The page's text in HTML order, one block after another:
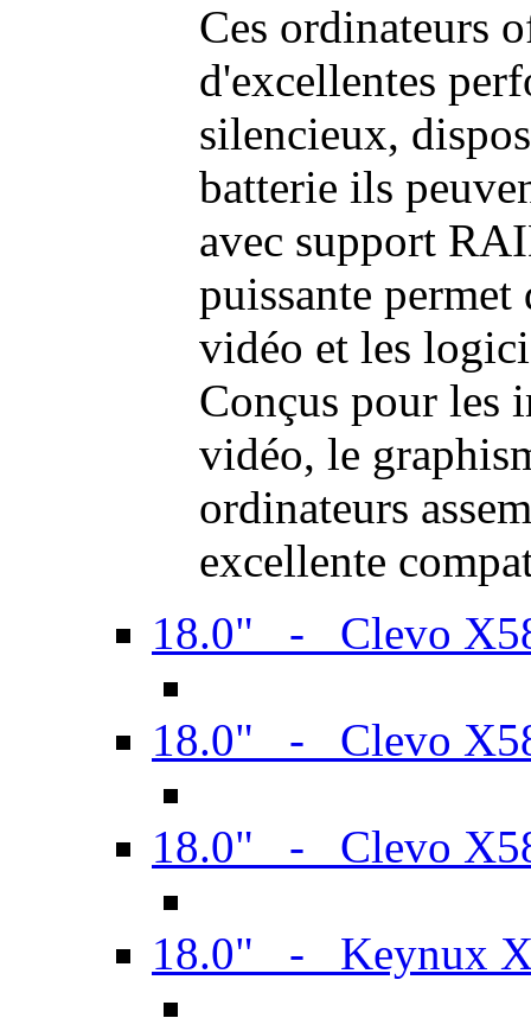
Ces ordinateurs
d'excellentes
silencieux,
batterie ils
avec support
puissante permet
vidéo et les
Conçus pour les
vidéo, le
ordinateurs
excellente
18.0" - Clevo
18.0" - Clevo
18.0" - Clevo
18.0" - Keynux